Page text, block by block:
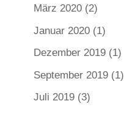
März 2020(2)
Januar 2020(1)
Dezember 2019(1)
September 2019(1)
Juli 2019(3)